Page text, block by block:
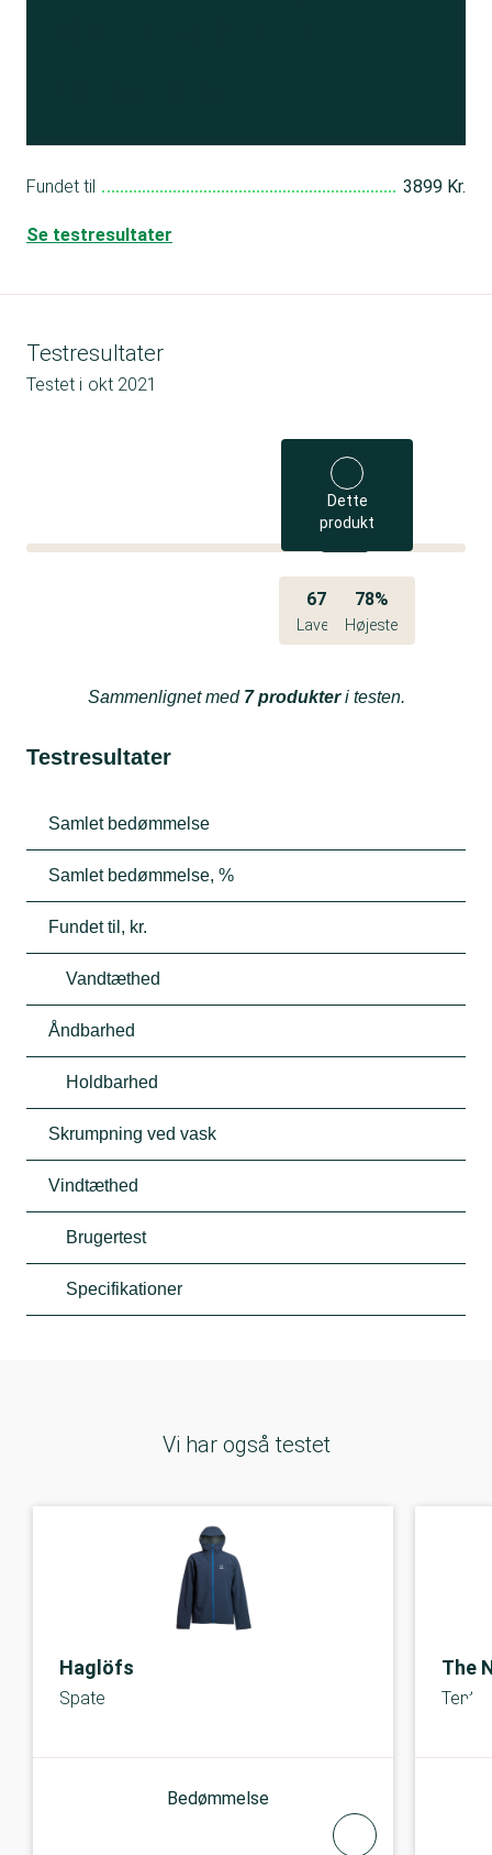
Fundet til 3899 Kr.
Se testresultater
Testresultater
Testet i okt 2021
Dette
produkt
67%
Laveste
78%
Højeste
Sammenlignet med 7 produkteri testen.
Testresultater
Samlet bedømmelse
Samlet bedømmelse, %
Fundet til, kr.
Vandtæthed
Åndbarhed
Holdbarhed
Skrumpning ved vask
Vindtæthed
Brugertest
Specifikationer
Vi har også testet
Haglöfs
Spate
Bedømmelse
The
Tente